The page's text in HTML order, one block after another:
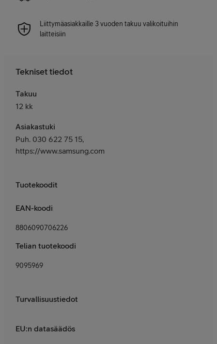
Liittymäasiakkaille 3 vuoden takuu valikoituihin
laitteisiin
Tekniset tiedot
Takuu
12 kk
Asiakastuki
Puh. 030 622 75 15,
https://www.samsung.com/fi/
Tuotekoodit
EAN-koodi
8806090706226
Telian tuotekoodi
9095969
Turvallisuustiedot
EU:n datasäädös